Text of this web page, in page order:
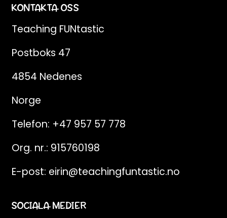
KONTAKTA OSS
Teaching FUNtastic
Postboks 47
4854 Nedenes
Norge
Telefon: +47 957 57 778
Org. nr.: 915760198
E-post: eirin@teachingfuntastic.no
SOCIALA MEDIER